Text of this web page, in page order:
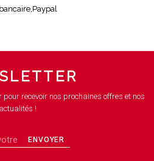
recevoir nos prochaines offres et nos
actualités !
ENVOYER